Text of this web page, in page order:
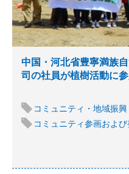
中国・河北省豊寧満族
司の社員が植樹活動に
コミュニティ・地域振興
コミュニティ参画および